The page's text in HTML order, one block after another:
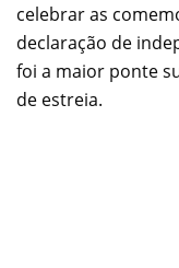
celebrar as
declaração de
foi a maior ponte
de estreia.